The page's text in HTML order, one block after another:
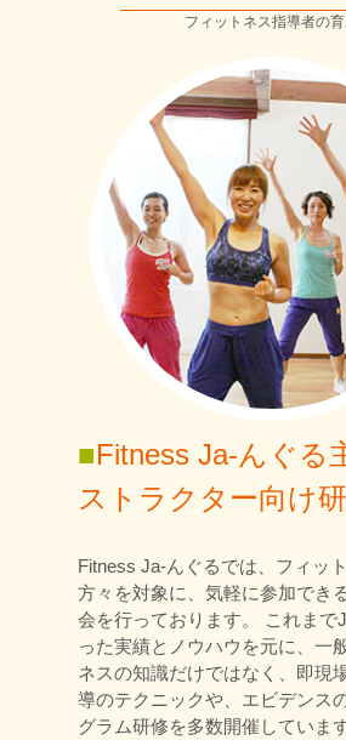
フィットネス指導者の
■Fitness Ja-んぐる
ストラクター向け
Fitness Ja-んぐるでは、フィッ
方々を対象に、気軽に参加でき
会を行っております。 これまで
った実績とノウハウを元に、一
ネスの知識だけではなく、即現
導のテクニックや、エビデンス
グラム研修を多数開催していま